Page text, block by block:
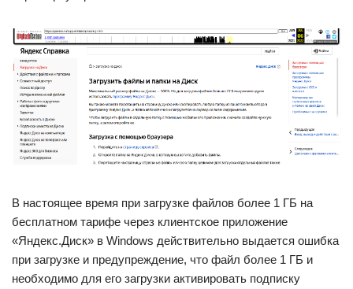
В настоящее время при загрузке файлов более 1 ГБ на
бесплатном тарифе через клиентское приложение
«Яндекс.Диск» в Windows действительно выдается ошибка
при загрузке и предупреждение, что файл более 1 ГБ и
необходимо для его загрузки активировать подписку